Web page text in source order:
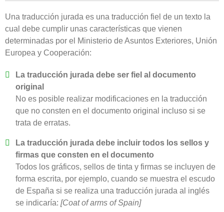
Una traducción jurada es una traducción fiel de un texto la
cual debe cumplir unas características que vienen
determinadas por el Ministerio de Asuntos Exteriores, Unión
Europea y Cooperación:
La traducción jurada debe ser fiel al documento
original
No es posible realizar modificaciones en la traducción
que no consten en el documento original incluso si se
trata de erratas.
La traducción jurada debe incluir todos los sellos y
firmas que consten en el documento
Todos los gráficos, sellos de tinta y firmas se incluyen de
forma escrita, por ejemplo, cuando se muestra el escudo
de España si se realiza una traducción jurada al inglés
se indicaría: [Coat of arms of Spain]